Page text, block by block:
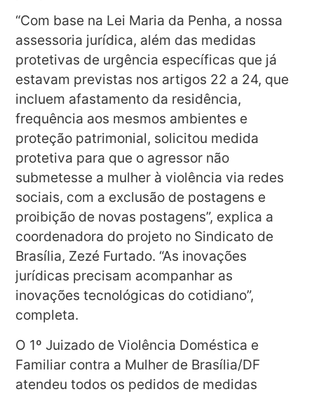
“Com base na Lei Maria da Penha, a nossa
assessoria jurídica, além das medidas
protetivas de urgência específicas que já
estavam previstas nos artigos 22 a 24, que
incluem afastamento da residência,
frequência aos mesmos ambientes e
proteção patrimonial, solicitou medida
protetiva para que o agressor não
submetesse a mulher à violência via redes
sociais, com a exclusão de postagens e
proibição de novas postagens”, explica a
coordenadora do projeto no Sindicato de
Brasília, Zezé Furtado. “As inovações
jurídicas precisam acompanhar as
inovações tecnológicas do cotidiano”,
completa.
O 1º Juizado de Violência Doméstica e
Familiar contra a Mulher de Brasília/DF
atendeu todos os pedidos de medidas